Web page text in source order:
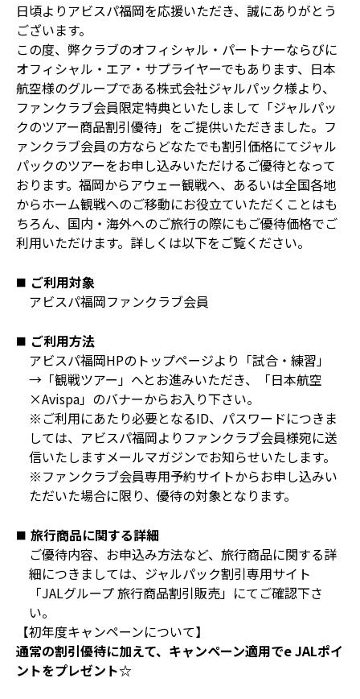
日頃よりアビスパ福岡を応援いただき、誠にありがとう
ございます。
この度、弊クラブのオフィシャル・パートナーならびに
オフィシャル・エア・サプライヤーでもあります、日本
航空様のグループである株式会社ジャルパック様より、
ファンクラブ会員限定特典といたしまして「ジャルパッ
クのツアー商品割引優待」をご提供いただきました。フ
ァンクラブ会員の方ならどなたでも割引価格にてジャル
パックのツアーをお申し込みいただけるご優待となって
おります。福岡からアウェー観戦へ、あるいは全国各地
からホーム観戦へのご移動にお役立ていただくことはも
ちろん、国内・海外へのご旅行の際にもご優待価格でご
利用いただけます。詳しくは以下をご覧ください。
ご利用対象
アビスパ福岡ファンクラブ会員
ご利用方法
アビスパ福岡HPのトップページより「試合・練習」
→「観戦ツアー」へとお進みいただき、「日本航空
×Avispa」のバナーからお入り下さい。
※ご利用にあたり必要となるID、パスワードにつきま
しては、アビスパ福岡よりファンクラブ会員様宛に送
信いたしますメールマガジンでお知らせいたします。
※ファンクラブ会員専用予約サイトからお申し込みい
ただいた場合に限り、優待の対象となります。
旅行商品に関する詳細
ご優待内容、お申込み方法など、旅行商品に関する詳
細につきましては、ジャルパック割引専用サイト
「JALグループ 旅行商品割引販売」にてご確認下さ
い。
【初年度キャンペーンについて】
通常の割引優待に加えて、キャンペーン適用でe JALポイ
ントをプレゼント☆